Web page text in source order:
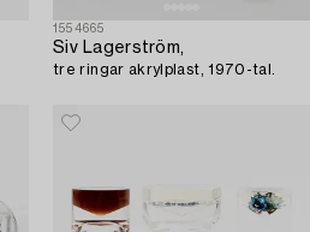
1554665
Siv Lagerström,
tre ringar akrylplast, 1970-tal.